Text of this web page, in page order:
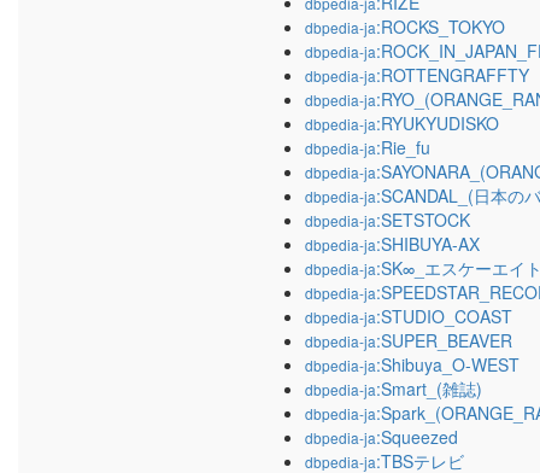
dbpedia-ja:ROCKS_TOKYO
dbpedia-ja
dbpedia-ja:ROTTENGRAFFTY
dbpedia-ja
dbpedia-ja:RYUKYUDISKO
dbpedia-ja:Rie_fu
dbpedia-ja
dbpedia-ja:SCANDAL_(日本の
dbpedia-ja:SETSTOCK
dbpedia-ja:SHIBUYA-AX
dbpedia-ja:SK∞_エスケーエイ
dbpedia-ja
dbpedia-ja:STUDIO_COAST
dbpedia-ja:SUPER_BEAVER
dbpedia-ja:Shibuya_O-WEST
dbpedia-ja:Smart_(雑誌)
dbpedia-ja
dbpedia-ja:Squeezed
dbpedia-ja:TBSテレビ